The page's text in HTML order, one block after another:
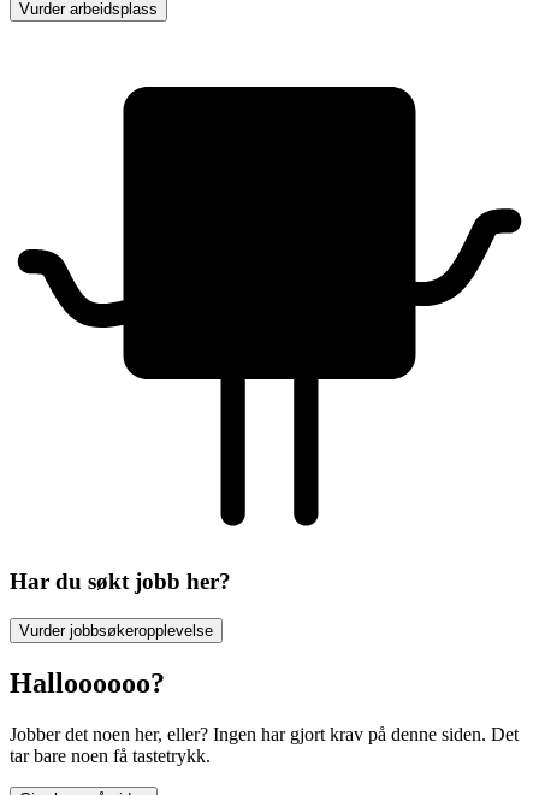
Vurder arbeidsplass
Har du søkt jobb her?
Vurder jobbsøkeropplevelse
Halloooooo?
Jobber det noen her, eller? Ingen har gjort krav på denne siden. Det
tar bare noen få tastetrykk.